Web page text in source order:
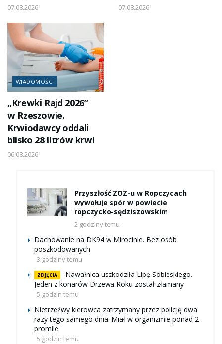
07.08.2026 07.08.2026
WIADOMOŚCI
„Krewki Rajd 2026”
w Rzeszowie.
Krwiodawcy oddali
blisko 28 litrów krwi
06.08.2026
Przyszłość ZOZ-u w Ropczycach
wywołuje spór w powiecie
ropczycko-sędziszowskim
2 godziny temu
Dachowanie na DK94 w Mirocinie. Bez osób
poszkodowanych
3 godziny temu
ZDJĘCIA
Nawałnica uszkodziła Lipę Sobieskiego.
Jeden z konarów Drzewa Roku został złamany
5 godzin temu
Nietrzeźwy kierowca zatrzymany przez policję dwa
razy tego samego dnia. Miał w organizmie ponad 2
promile
5 godzin temu